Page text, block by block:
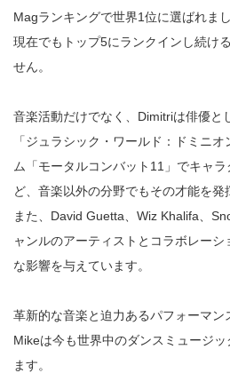
Magランキングで世界1位に選ばれまし
現在でもトップ5にランクインし続け
せん。
音楽活動だけでなく、Dimitriは俳優と
「ジュラシック・ワールド：ドミニ
ム「モータルコンバット11」でキャ
ど、音楽以外の分野でもその才能を発
また、David Guetta、Wiz Khalifa、
ャンルのアーティストとコラボレーシ
な影響を与えています。
革新的な音楽と迫力あるパフォーマ
Mikeは今も世界中のダンスミュージ
ます。